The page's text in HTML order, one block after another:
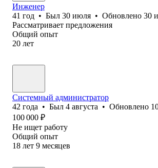
Инженер
41 год • Был 30 июля • Обновлено 30
Рассматривает предложения
Общий опыт
20 лет
Системный администратор
42 года • Был 4 августа • Обновлено
100 000 ₽
Не ищет работу
Общий опыт
18 лет 9 месяцев